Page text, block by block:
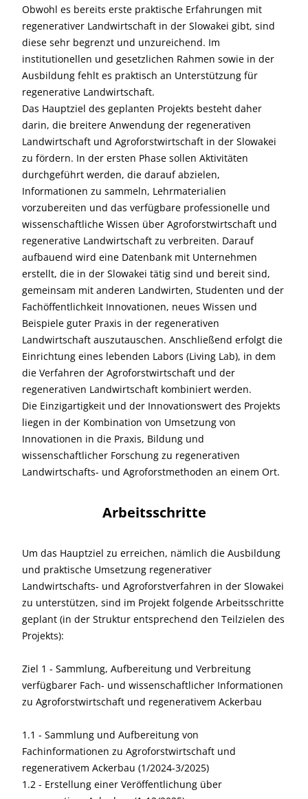
Obwohl es bereits erste praktische Erfahrungen mit
regenerativer Landwirtschaft in der Slowakei gibt, sind
diese sehr begrenzt und unzureichend. Im
institutionellen und gesetzlichen Rahmen sowie in der
Ausbildung fehlt es praktisch an Unterstützung für
regenerative Landwirtschaft.
Das Hauptziel des geplanten Projekts besteht daher
darin, die breitere Anwendung der regenerativen
Landwirtschaft und Agroforstwirtschaft in der Slowakei
zu fördern. In der ersten Phase sollen Aktivitäten
durchgeführt werden, die darauf abzielen,
Informationen zu sammeln, Lehrmaterialien
vorzubereiten und das verfügbare professionelle und
wissenschaftliche Wissen über Agroforstwirtschaft und
regenerative Landwirtschaft zu verbreiten. Darauf
aufbauend wird eine Datenbank mit Unternehmen
erstellt, die in der Slowakei tätig sind und bereit sind,
gemeinsam mit anderen Landwirten, Studenten und der
Fachöffentlichkeit Innovationen, neues Wissen und
Beispiele guter Praxis in der regenerativen
Landwirtschaft auszutauschen. Anschließend erfolgt die
Einrichtung eines lebenden Labors (Living Lab), in dem
die Verfahren der Agroforstwirtschaft und der
regenerativen Landwirtschaft kombiniert werden.
Die Einzigartigkeit und der Innovationswert des Projekts
liegen in der Kombination von Umsetzung von
Innovationen in die Praxis, Bildung und
wissenschaftlicher Forschung zu regenerativen
Landwirtschafts- und Agroforstmethoden an einem Ort.
Arbeitsschritte
Um das Hauptziel zu erreichen, nämlich die Ausbildung
und praktische Umsetzung regenerativer
Landwirtschafts- und Agroforstverfahren in der Slowakei
zu unterstützen, sind im Projekt folgende Arbeitsschritte
geplant (in der Struktur entsprechend den Teilzielen des
Projekts):
Ziel 1 - Sammlung, Aufbereitung und Verbreitung
verfügbarer Fach- und wissenschaftlicher Informationen
zu Agroforstwirtschaft und regenerativem Ackerbau
1.1 - Sammlung und Aufbereitung von
Fachinformationen zu Agroforstwirtschaft und
regenerativem Ackerbau (1/2024-3/2025)
1.2 - Erstellung einer Veröffentlichung über